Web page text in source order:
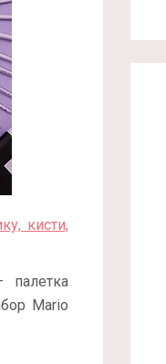
кисти,
Mario